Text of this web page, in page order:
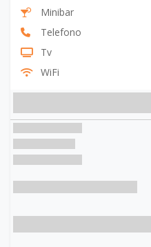
Minibar
Telefono
Tv
WiFi